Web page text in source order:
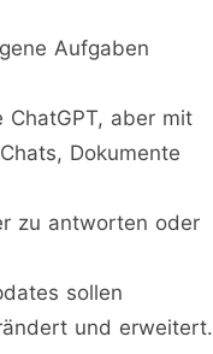
Aufgaben
aber mit
Dokumente
zu antworten oder
sollen
und erweitert.